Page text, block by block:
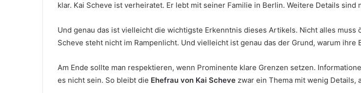
klar. Kai Scheve ist verheiratet. Er lebt mit seiner Familie in Berlin. Weitere Details
Und genau das ist vielleicht die wichtigste Erkenntnis dieses Artikels. Nicht alles
Scheve steht nicht im Rampenlicht. Und vielleicht ist genau das der Grund, warum
Am Ende sollte man respektieren, wenn Prominente klare Grenzen setzen.
es nicht sein. So bleibt die Ehefrau von Kai Scheve zwar ein Thema mit wenig